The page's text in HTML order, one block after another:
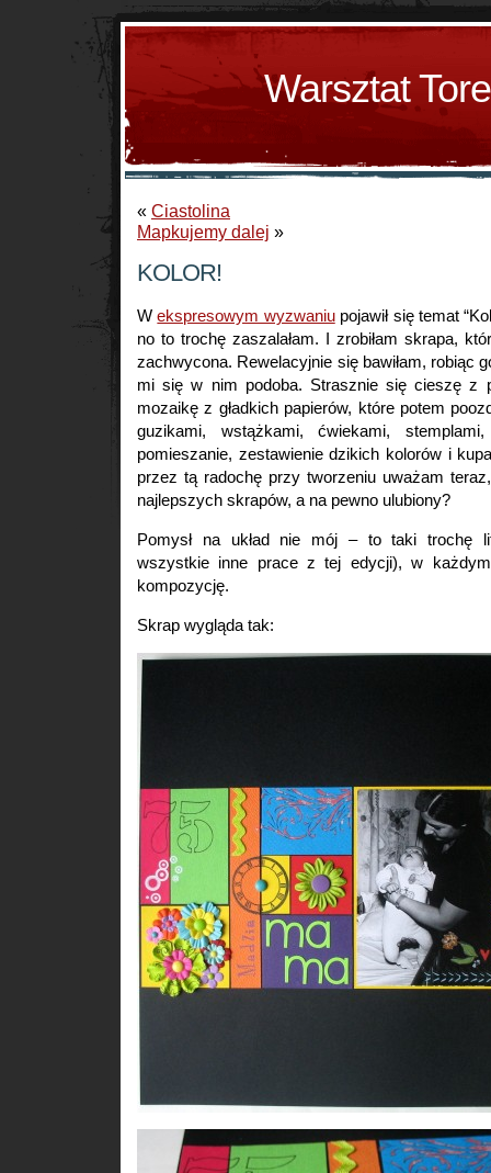
Warsztat
« Ciastolina
Mapkujemy dalej »
KOLOR!
Wekspresowym wyzwaniupojawił się temat
no to trochę zaszalałam. I zrobiłam skrapa,
zachwycona. Rewelacyjnie się bawiłam, robiąc
mi się w nim podoba. Strasznie się cieszę z
mozaikę z gładkich papierów, które potem
guzikami, wstążkami, ćwiekami,
pomieszanie, zestawienie dzikich kolorów i
przez tą radochę przy tworzeniu uważam
najlepszych skrapów, a na pewno ulubiony?
Pomysł na układ nie mój – to taki trochę
wszystkie inne prace z tej edycji), w
kompozycję.
Skrap wygląda tak: